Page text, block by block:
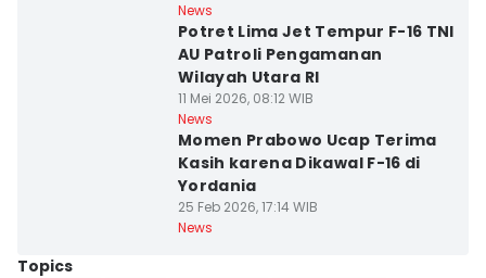
News
Potret Lima Jet Tempur F-16 TNI
AU Patroli Pengamanan
Wilayah Utara RI
11 Mei 2026, 08:12 WIB
News
Momen Prabowo Ucap Terima
Kasih karena Dikawal F-16 di
Yordania
25 Feb 2026, 17:14 WIB
News
Topics